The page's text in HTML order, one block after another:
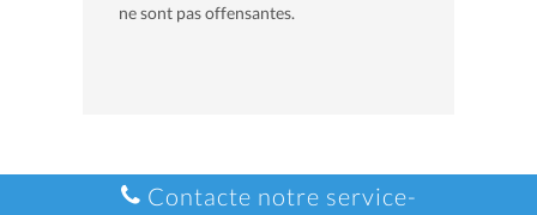
ne sont pas offensantes.
Contacte notre service-